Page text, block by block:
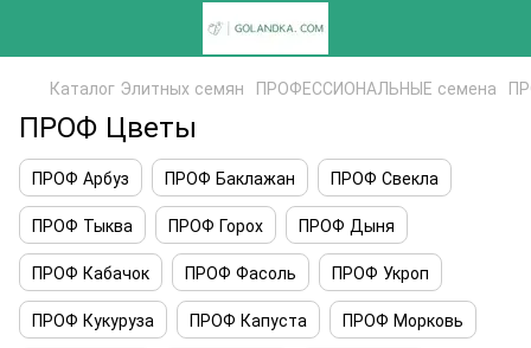
Каталог Элитных семян ПРОФЕССИОНАЛЬНЫЕ семена
ПРОФ Цветы
ПРОФ Арбуз ПРОФ Баклажан
ПРОФ Свекла
ПРОФ Тыква
ПРОФ Горох
ПРОФ Дыня
ПРОФ Кабачок
ПРОФ Фасоль
ПРОФ Укроп
ПРОФ Кукуруза
ПРОФ Капуста
ПРОФ Морковь